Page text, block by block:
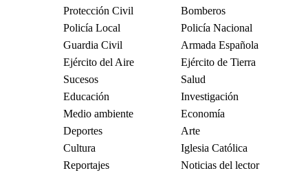
Protección Civil
Bomberos
Policía Local
Policía Nacional
Guardia Civil
Armada Española
Ejército del Aire
Ejército de Tierra
Sucesos
Salud
Educación
Investigación
Medio ambiente
Economía
Deportes
Arte
Cultura
Iglesia Católica
Reportajes
Noticias del lector